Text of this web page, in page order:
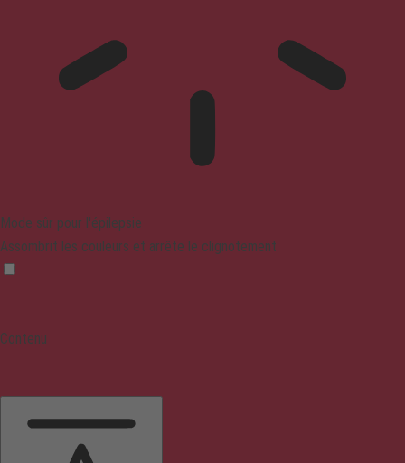
Mode sûr pour l'épilepsie
Assombrit les couleurs et arrête le clignotement
Contenu